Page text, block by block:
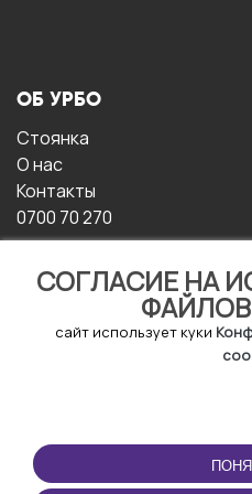
СОГЛАСИЕ НА
ФАЙЛОВ
сайт использует куки
ОБ УРБО
Стоянка
О нас
Контакты
0700 70 270
ЭКСПЛУАТАЦИИ
Условия и положения